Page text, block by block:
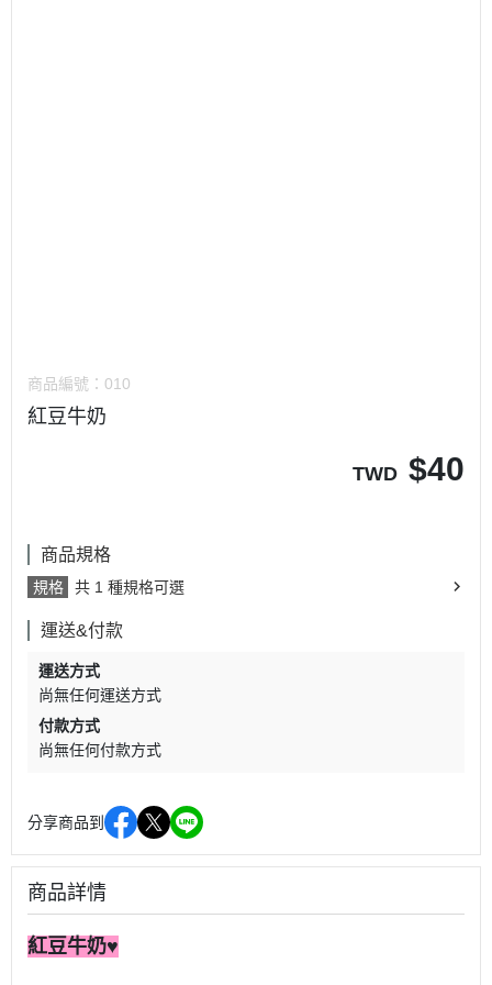
商品編號： 010
紅豆牛奶
TWD $40
商品規格
規格 共 1 種規格可選
運送&付款
運送方式
尚無任何運送方式
付款方式
尚無任何付款方式
分享商品到
商品詳情
紅豆牛奶♥